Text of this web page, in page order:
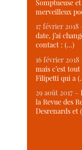
Somptueuse
merveilleux
17 février
date, j’ai
contact : (…)
16 février
mais c’est
Filipetti qui a
29 août 2017 –
la Revue des
Desrenards et